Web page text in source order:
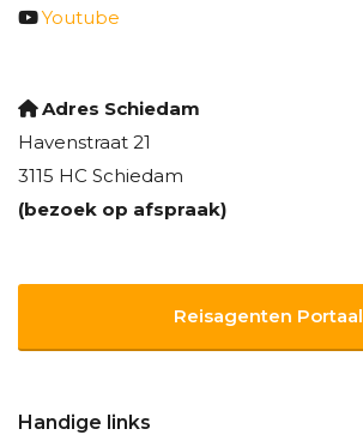
Youtube
Adres Schiedam
Havenstraat 21
3115 HC Schiedam
(bezoek op afspraak)
Reisagenten Portaal
Handige links